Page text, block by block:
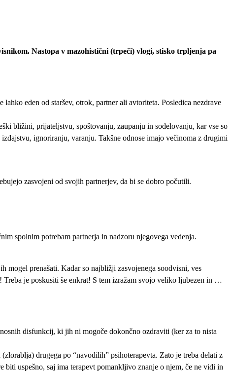
Nastopa v mazohistični (trpeči) vlogi, stisko trpljenja pa
eden od staršev, otrok, partner ali avtoriteta. Posledica nezdrave
bližini, prijateljstvu, spoštovanju, zaupanju in sodelovanju, kar vse so
ignoriranju, varanju. Takšne odnose imajo večinoma z drugimi
zasvojeni od svojih partnerjev, da bi se dobro počutili.
spolnim potrebam partnerja in nadzoru njegovega vedenja.
mogel prenašati. Kadar so najbližji zasvojenega soodvisni, ves
Treba je poskusiti še enkrat! S tem izražam svojo veliko ljubezen in …
disfunkcij, ki jih ni mogoče dokončno ozdraviti (ker za to nista
drugega po “navodilih” psihoterapevta. Zato je treba delati z
biti uspešno, saj ima terapevt pomankljivo znanje o njem, če ne vidi in